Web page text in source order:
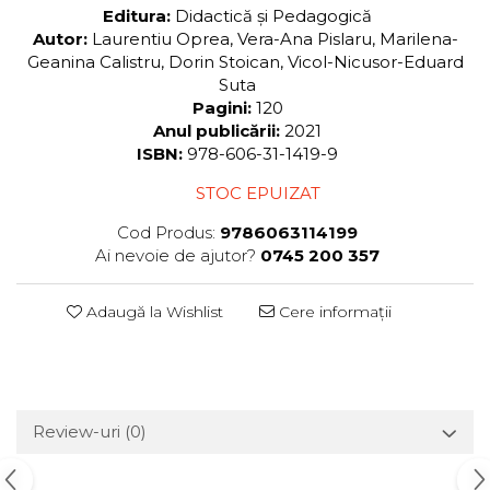
Editura: Didactică și Pedagogică
Autor: Laurentiu Oprea, Vera-Ana Pislaru, Marilena-
Geanina Calistru, Dorin Stoican, Vicol-Nicusor-Eduard
Suta
Pagini: 120
Anul publicării: 2021
ISBN: 978-606-31-1419-9
STOC EPUIZAT
Cod Produs: 9786063114199
Ai nevoie de ajutor? 0745 200 357
Adaugă la Wishlist Cere informații
Review-uri (0)